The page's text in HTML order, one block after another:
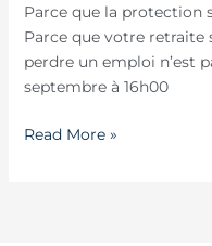
Parce que la protection
Parce que votre retraite
perdre un emploi n’est
septembre à 16h00
la
prévoyance
Read More »